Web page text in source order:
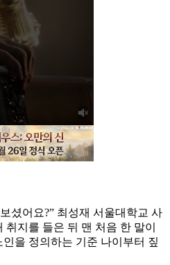
셨어요?” 최성재 서울대학교 사
지를 들은 뒤 맨 처음 한 말이
을 정의하는 기준 나이부터 짚